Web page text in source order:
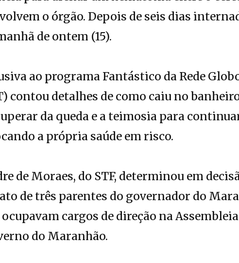
o órgão. Depois de seis dias
de ontem (15).
ao programa Fantástico da Rede
contou detalhes de como caiu no
da queda e a teimosia para
a própria saúde em risco.
de Moraes, do STF, determinou em
de três parentes do governador do
ocupavam cargos de direção na
do Maranhão.